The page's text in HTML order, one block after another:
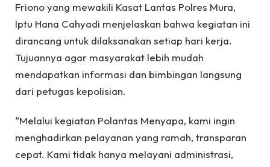
Friono yang mewakili Kasat Lantas Polres Mura,
Iptu Hana Cahyadi menjelaskan bahwa kegiatan ini
dirancang untuk dilaksanakan setiap hari kerja.
Tujuannya agar masyarakat lebih mudah
mendapatkan informasi dan bimbingan langsung
dari petugas kepolisian.
“Melalui kegiatan Polantas Menyapa, kami ingin
menghadirkan pelayanan yang ramah, transparan
cepat. Kami tidak hanya melayani administrasi,